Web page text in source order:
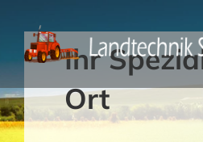
Inhalt
springen
Ihr
Ort